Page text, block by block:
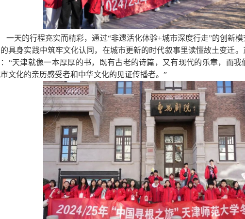
一天的行程充实而精彩，通过“非遗活化体验+城市深度行走”的创新
具身实践中筑牢文化认同，在城市更新的时代叙事里读懂故土变迁
“天津就像一本厚厚的书，既有古老的诗篇，又有现代的乐章，而我
文化的亲历感受者和中华文化的见证传播者。”